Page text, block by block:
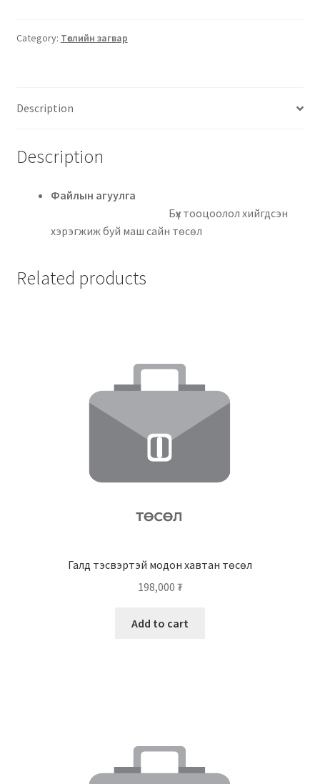
Category: Төслийн загвар
Description
Description
Файлын агуулга
Бүх тооцоолол хийгдсэн
хэрэгжиж буй маш сайн төсөл
Related products
Галд тэсвэртэй модон хавтан төсөл
198,000 ₮
Add to cart